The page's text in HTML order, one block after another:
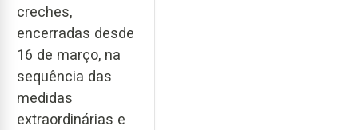
creches,
encerradas desde
16 de março, na
sequência das
medidas
extraordinárias e